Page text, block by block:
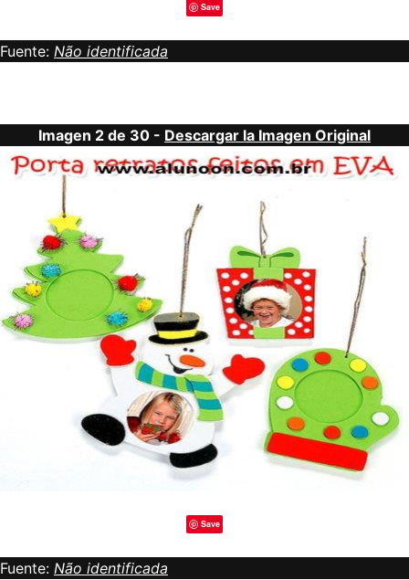
Save
Fuente: Não identificada
Imagen 2 de 30 - Descargar la Imagen Original
Save
Fuente: Não identificada